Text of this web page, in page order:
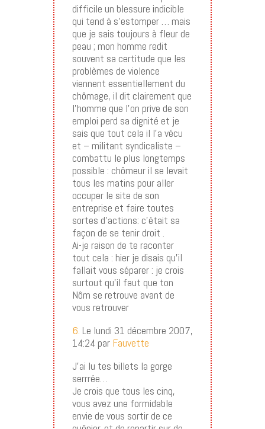
difficile un blessure indicible
qui tend à s’estomper … mais
que je sais toujours à fleur de
peau ; mon homme redit
souvent sa certitude que les
problèmes de violence
viennent essentiellement du
chômage, il dit clairement que
l’homme que l’on prive de son
emploi perd sa dignité et je
sais que tout cela il l’a vécu
et – militant syndicaliste –
combattu le plus longtemps
possible : chômeur il se levait
tous les matins pour aller
occuper le site de son
entreprise et faire toutes
sortes d’actions: c’était sa
façon de se tenir droit .
Ai-je raison de te raconter
tout cela : hier je disais qu’il
fallait vous séparer : je crois
surtout qu’il faut que ton
Nôm se retrouve avant de
vous retrouver
6. Le lundi 31 décembre 2007,
14:24 par Fauvette
J’ai lu tes billets la gorge
serrrée…
Je crois que tous les cinq,
vous avez une formidable
envie de vous sortir de ce